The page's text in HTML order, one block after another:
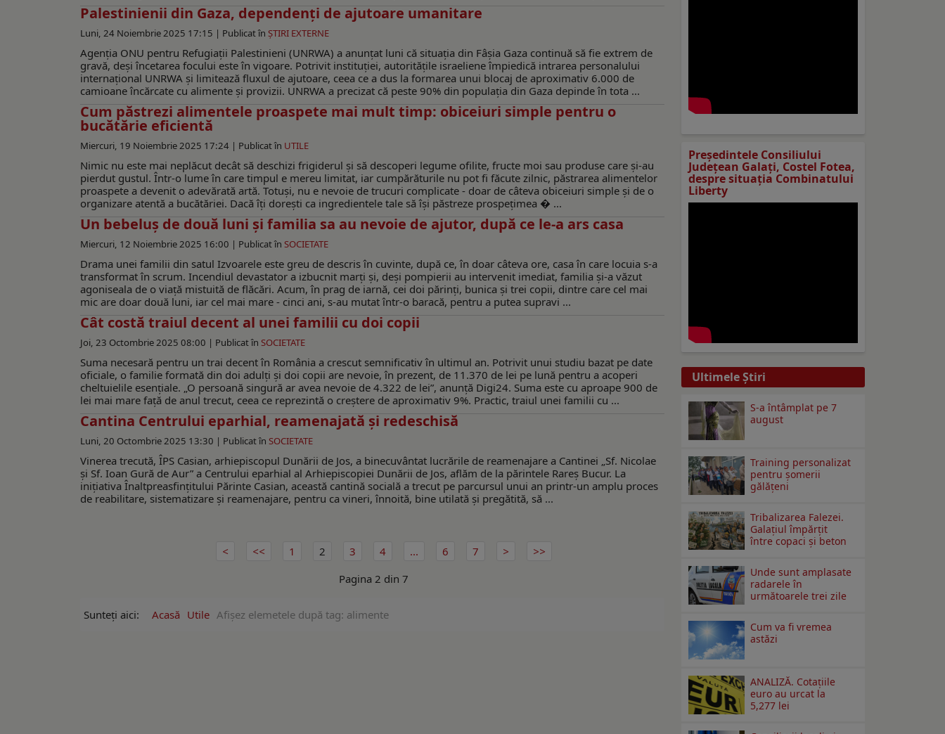
Palestinienii din Gaza, dependenți de ajutoare umanitare
Luni, 24 Noiembrie 2025 17:15 | Publicat în ŞTIRI EXTERNE
Agenția ONU pentru Refugiații Palestinieni (UNRWA) a anunțat luni că situația din Fâșia Gaza continuă să fie extrem de
gravă, deși încetarea focului este în vigoare. Potrivit instituției, autoritățile israeliene împiedică intrarea personalului
internațional UNRWA și limitează fluxul de ajutoare, ceea ce a dus la formarea unui blocaj de aproximativ 6.000 de
camioane încărcate cu alimente și provizii. UNRWA a precizat că peste 90% din populația din Gaza depinde în tota ...
Cum păstrezi alimentele proaspete mai mult timp: obiceiuri simple pentru o
bucătărie eficientă
Miercuri, 19 Noiembrie 2025 17:24 | Publicat în UTILE
Nimic nu este mai neplăcut decât să deschizi frigiderul și să descoperi legume ofilite, fructe moi sau produse care și-au
pierdut gustul. Într-o lume în care timpul e mereu limitat, iar cumpărăturile nu pot fi făcute zilnic, păstrarea alimentelor
proaspete a devenit o adevărată artă. Totuși, nu e nevoie de trucuri complicate - doar de câteva obiceiuri simple și de o
organizare atentă a bucătăriei. Dacă îți dorești ca ingredientele tale să își păstreze prospețimea � ...
Un bebeluș de două luni şi familia sa au nevoie de ajutor, după ce le-a ars casa
Miercuri, 12 Noiembrie 2025 16:00 | Publicat în SOCIETATE
Drama unei familii din satul Izvoarele este greu de descris în cuvinte, după ce, în doar câteva ore, casa în care locuia s-a
transformat în scrum. Incendiul devastator a izbucnit marți și, deși pompierii au intervenit imediat, familia și-a văzut
agoniseala de o viață mistuită de flăcări. Acum, în prag de iarnă, cei doi părinți, bunica și trei copii, dintre care cel mai
mic are doar două luni, iar cel mai mare - cinci ani, s-au mutat într-o baracă, pentru a putea supravi ...
Cât costă traiul decent al unei familii cu doi copii
Joi, 23 Octombrie 2025 08:00 | Publicat în SOCIETATE
Suma necesară pentru un trai decent în România a crescut semnificativ în ultimul an. Potrivit unui studiu bazat pe date
oficiale, o familie formată din doi adulți și doi copii are nevoie, în prezent, de 11.370 de lei pe lună pentru a acoperi
cheltuielile esențiale. „O persoană singură ar avea nevoie de 4.322 de lei”, anunță Digi24. Suma este cu aproape 900 de
lei mai mare față de anul trecut, ceea ce reprezintă o creștere de aproximativ 9%. Practic, traiul unei familii cu ...
Cantina Centrului eparhial, reamenajată şi redeschisă
Luni, 20 Octombrie 2025 13:30 | Publicat în SOCIETATE
Vinerea trecută, ÎPS Casian, arhiepiscopul Dunării de Jos, a binecuvântat lucrările de reamenajare a Cantinei „Sf. Nicolae
şi Sf. Ioan Gură de Aur” a Centrului eparhial al Arhiepiscopiei Dunării de Jos, aflăm de la părintele Rareş Bucur. La
iniţiativa Înaltpreasfinţitului Părinte Casian, această cantină socială a trecut pe parcursul unui an printr-un amplu proces
de reabilitare, sistematizare şi reamenajare, pentru ca vineri, înnoită, bine utilată şi pregătită, să ...
1 2 3 4 ... 6
7
Pagina 2 din 7
Sunteți aici: Acasă Utile Afişez elemetele după tag: alimente
Preşedintele Consiliului
Judeţean Galaţi, Costel Fotea,
despre situaţia Combinatului
Liberty
Ultimele Ştiri
S-a întâmplat pe 7
august
Training personalizat
pentru șomerii
gălățeni
Tribalizarea Falezei.
Galațiul împărțit
între copaci și beton
Unde sunt amplasate
radarele în
următoarele trei zile
Cum va fi vremea
astăzi
ANALIZĂ. Cotațiile
euro au urcat la
5,277 lei